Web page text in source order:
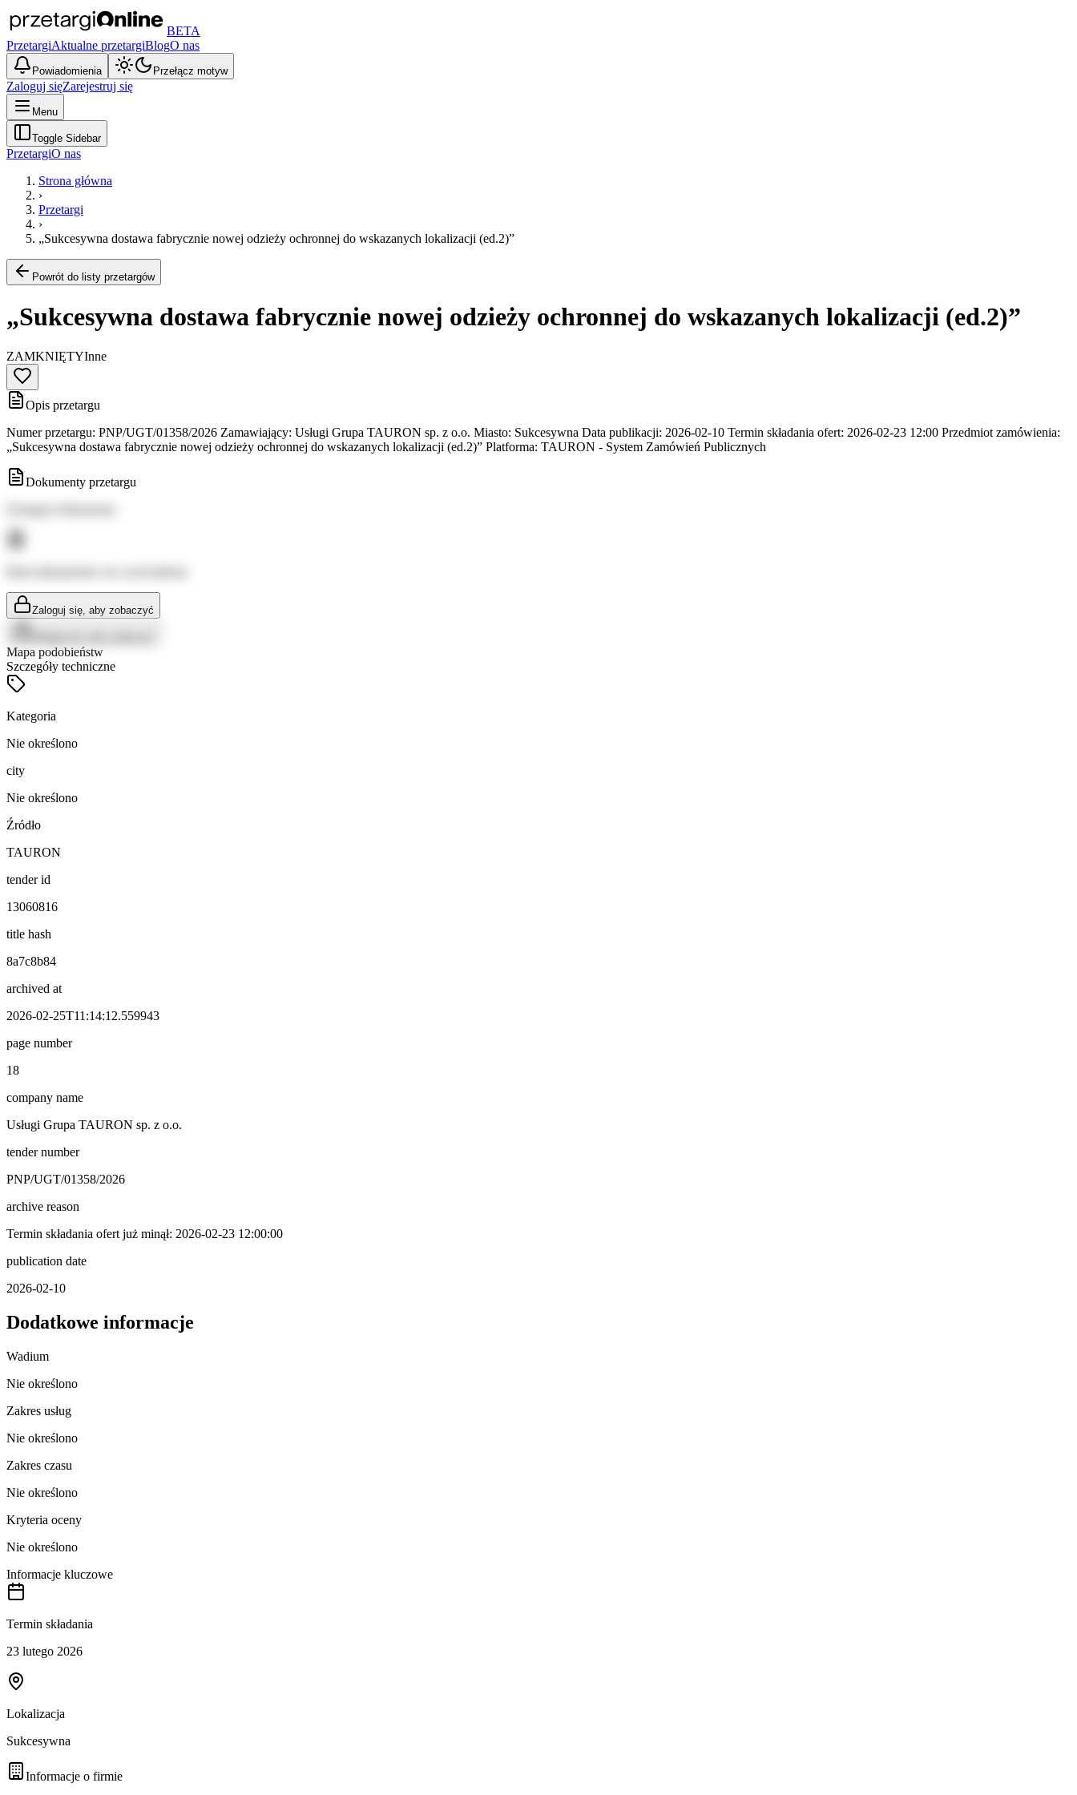
BETA
PrzetargiAktualne przetargiBlogO nas
Powiadomienia Przełącz motyw
Zaloguj sięZarejestruj się
Menu
Toggle Sidebar
PrzetargiO nas
Strona główna
›
Przetargi
›
„Sukcesywna dostawa fabrycznie nowej odzieży ochronnej do wskazanych lokalizacji (ed.2)”
Powrót do listy przetargów
„Sukcesywna dostawa fabrycznie nowej odzieży ochronnej do wskazanych lokalizacji (ed.2)”
ZAMKNIĘTYInne
Opis przetargu
Numer przetargu: PNP/UGT/01358/2026 Zamawiający: Usługi Grupa TAURON sp. z o.o. Miasto: Sukcesywna Data publikacji: 2026-02-10 Termin składania ofert: 2026-02-23 12:00 Przedmiot zamówienia:
„Sukcesywna dostawa fabrycznie nowej odzieży ochronnej do wskazanych lokalizacji (ed.2)” Platforma: TAURON - System Zamówień Publicznych
Dokumenty przetargu
Zaloguj się, aby zobaczyć
Mapa podobieństw
Szczegóły techniczne
Kategoria
Nie określono
city
Nie określono
Źródło
TAURON
tender id
13060816
title hash
8a7c8b84
archived at
2026-02-25T11:14:12.559943
page number
18
company name
Usługi Grupa TAURON sp. z o.o.
tender number
PNP/UGT/01358/2026
archive reason
Termin składania ofert już minął: 2026-02-23 12:00:00
publication date
2026-02-10
Dodatkowe informacje
Wadium
Nie określono
Zakres usług
Nie określono
Zakres czasu
Nie określono
Kryteria oceny
Nie określono
Informacje kluczowe
Termin składania
23 lutego 2026
Lokalizacja
Sukcesywna
Informacje o firmie